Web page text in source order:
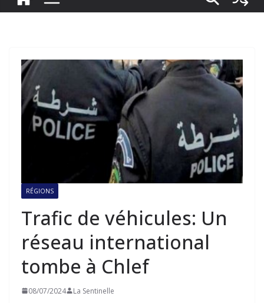
RÉGIONS
Trafic de véhicules: Un
réseau international
tombe à Chlef
08/07/2024 La Sentinelle